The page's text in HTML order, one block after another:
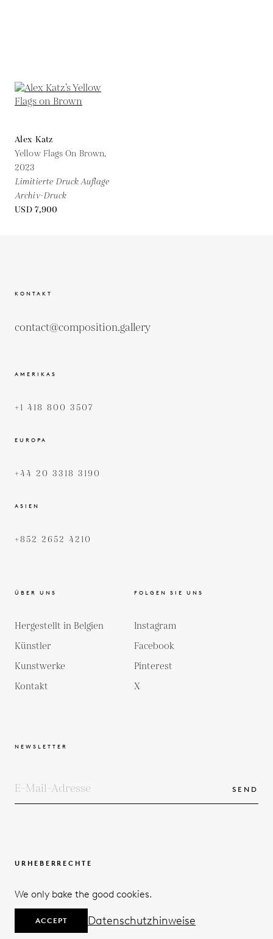
Alex Katz
Yellow Flags On Brown,
2023
Limitierte Druck Auflage
Archiv-Druck
USD 7,900
KONTAKT
contact@composition.gallery
AMERIKAS
+1 418 800 3507
EUROPA
+44 20 3318 3190
ASIEN
+852 2652 4210
ÜBER UNS
Hergestellt in Belgien
Künstler
Kunstwerke
Kontakt
FOLGEN SIE UNS
Instagram
Facebook
Pinterest
X
NEWSLETTER
SEND
URHEBERRECHTE
We only bake the good cookies.
ACCEPT Datenschutzhinweise